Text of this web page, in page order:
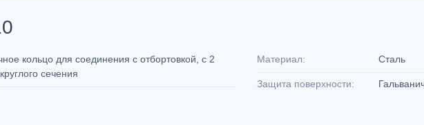
кольцо для соединения с отбортовкой, с 2
сечения
Материал: Сталь
Защита поверхности: